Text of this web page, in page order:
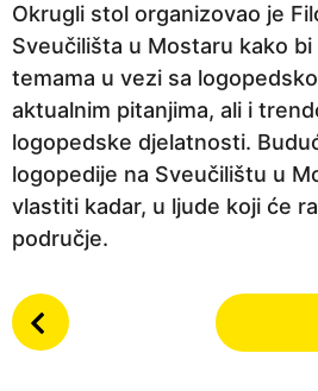
Okrugli stol organizovao je
Sveučilišta u Mostaru kako
temama u vezi sa
aktualnim pitanjima, ali i
logopedske djelatnosti.
logopedije na Sveučilištu u
vlastiti kadar, u ljude koji će
područje.
P
o